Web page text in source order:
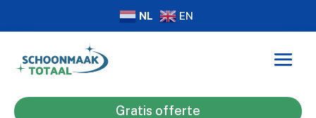
NL EN
Gratis offerte